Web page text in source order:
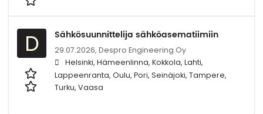
D Sähkösuunnittelija sähköasematiimiin
29.07.2026, Despro Engineering Oy
Helsinki, Hämeenlinna, Kokkola, Lahti,
Lappeenranta, Oulu, Pori, Seinäjoki, Tampere,
Turku, Vaasa